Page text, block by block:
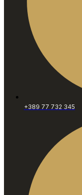
+389 77 732 345